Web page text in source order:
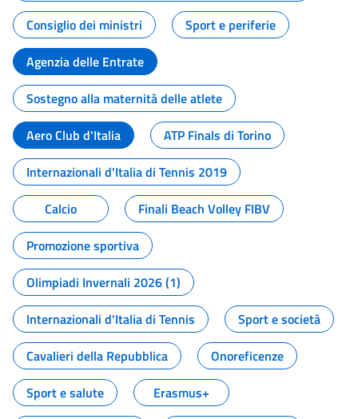
Consiglio dei ministri
Sport e periferie
Agenzia delle Entrate
Sostegno alla maternità delle atlete
Aero Club d'Italia
ATP Finals di Torino
Internazionali d'Italia di Tennis 2019
Calcio
Finali Beach Volley FIBV
Promozione sportiva
Olimpiadi Invernali 2026 (1)
Internazionali d'Italia di Tennis
Sport e società
Cavalieri della Repubblica
Onoreficenze
Sport e salute
Erasmus+